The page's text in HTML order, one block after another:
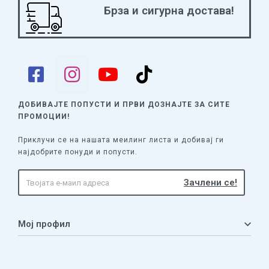
Брза и сигурна достава!
ДОБИВАЈТЕ ПОПУСТИ И ПРВИ ДОЗНАЈТЕ ЗА СИТЕ
ПРОМОЦИИ!
Приклучи се на нашата меилинг листа и добивај ги
најдобрите понуди и попусти.
Мој профил